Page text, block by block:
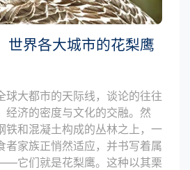
世界各大城市的花梨鹰
球大都市的天际线，谈论的往往
经济的密度与文化的交融。然
铁和混凝土构成的丛林之上，一
者家族正悄然适应，并书写着属
它们就是花梨鹰。这种以其栗